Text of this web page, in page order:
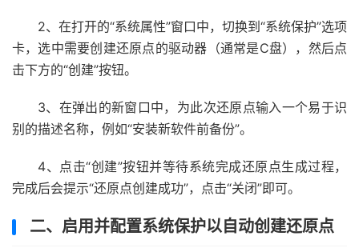
2、在打开的“系统属性”窗口中，切换到“系统保护”选项
卡，选中需要创建还原点的驱动器（通常是C盘），然后点
击下方的“创建”按钮。
3、在弹出的新窗口中，为此次还原点输入一个易于识
别的描述名称，例如“安装新软件前备份”。
4、点击“创建”按钮并等待系统完成还原点生成过程，
完成后会提示“还原点创建成功”，点击“关闭”即可。
二、启用并配置系统保护以自动创建还原点